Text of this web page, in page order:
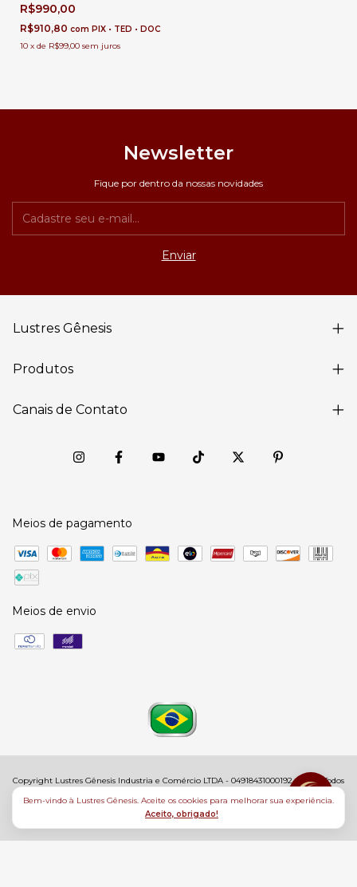
Bem-vindo à Lustres Gênesis. Aceite os cookies para melhorar sua experiência.
Aceito, obrigado!
Estar
R$990,00
R$910,80 com PIX • TED • DOC
10 x de R$99,00 sem juros
Newsletter
Fique por dentro da nossas novidades
Lustres Gênesis
Produtos
Canais de Contato
Meios de pagamento
Meios de envio
Copyright Lustres Gênesis Industria e Comércio LTDA - 04918431000192 - 2026. Todos